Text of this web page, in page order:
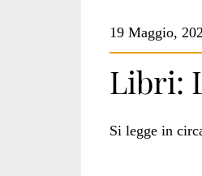
bux</
19 Maggio,
Libri:
Si legge in